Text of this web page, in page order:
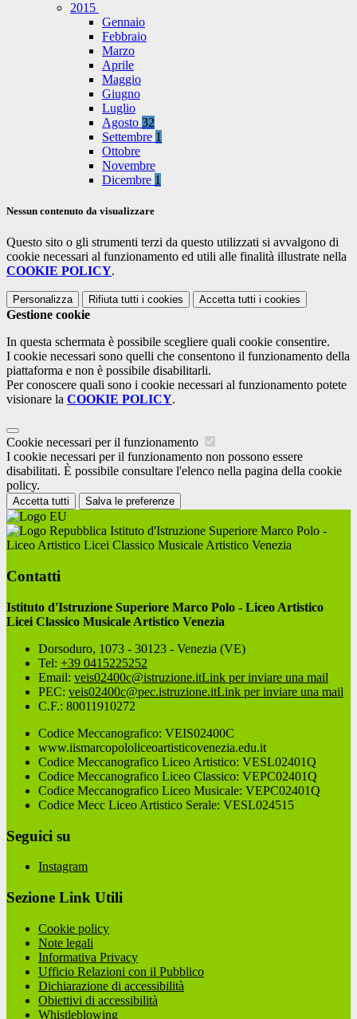
2015
Gennaio
Febbraio
Marzo
Aprile
Maggio
Giugno
Luglio
Agosto 32
Settembre 1
Ottobre
Novembre
Dicembre 1
Nessun contenuto da visualizzare
Questo sito o gli strumenti terzi da questo utilizzati si avvalgono di
cookie necessari al funzionamento ed utili alle finalità illustrate nella
COOKIE POLICY.
Personalizza Rifiuta tutti i cookies Accetta tutti i cookies
Gestione cookie
In questa schermata è possibile scegliere quali cookie consentire.
I cookie necessari sono quelli che consentono il funzionamento della
piattaforma e non è possibile disabilitarli.
Per conoscere quali sono i cookie necessari al funzionamento potete
visionare la COOKIE POLICY.
Cookie necessari per il funzionamento
I cookie necessari per il funzionamento non possono essere
disabilitati. È possibile consultare l'elenco nella pagina della cookie
policy.
Accetta tutti Salva le preferenze
Istituto d'Istruzione Superiore Marco Polo -
Liceo Artistico Licei Classico Musicale Artistico Venezia
Contatti
Istituto d'Istruzione Superiore Marco Polo - Liceo Artistico
Licei Classico Musicale Artistico Venezia
Dorsoduro, 1073 - 30123 - Venezia (VE)
Tel: +39 0415225252
Email: veis02400c@istruzione.itLink per inviare una mail
PEC: veis02400c@pec.istruzione.itLink per inviare una mail
C.F.: 80011910272
Codice Meccanografico: VEIS02400C
www.iismarcopololiceoartisticovenezia.edu.it
Codice Meccanografico Liceo Artistico: VESL02401Q
Codice Meccanografico Liceo Classico: VEPC02401Q
Codice Meccanografico Liceo Musicale: VEPC02401Q
Codice Mecc Liceo Artistico Serale: VESL024515
Seguici su
Instagram
Sezione Link Utili
Cookie policy
Note legali
Informativa Privacy
Ufficio Relazioni con il Pubblico
Dichiarazione di accessibilità
Obiettivi di accessibilità
Whistleblowing